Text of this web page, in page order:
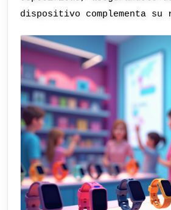
dispositivo complementa